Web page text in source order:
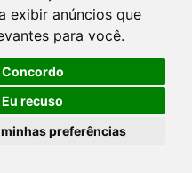
exibir anúncios que
para você.
Concordo
Eu recuso
preferências